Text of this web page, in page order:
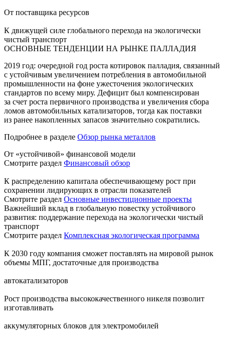
От поставщика ресурсов
К движущей силе глобального перехода на экологически
чистый транспорт
ОСНОВНЫЕ ТЕНДЕНЦИИ НА РЫНКЕ ПАЛЛАДИЯ
2019 год: очередной год роста котировок палладия, связанный
с устойчивым увеличением потребления в автомобильной
промышленности на фоне ужесточения экологических
стандартов по всему миру. Дефицит был компенсирован
за счет роста первичного производства и увеличения сбора
ломов автомобильных катализаторов, тогда как поставки
из ранее накопленных запасов значительно сократились.
Подробнее в разделе Обзор рынка металлов
От «устойчивой» финансовой модели
Смотрите раздел Финансовый обзор
К распределению капитала обеспечивающему рост при
сохранении лидирующих в отрасли показателей
Смотрите раздел Основные инвестиционные проекты
Важнейший вклад в глобальную повестку устойчивого
развития: поддержание перехода на экологически чистый
транспорт
Смотрите раздел Комплексная экологическая программа
К 2030 году компания сможет поставлять на мировой рынок
объемы МПГ, достаточные для производства
автокатализаторов
Рост производства высококачественного никеля позволит
изготавливать
аккумуляторных блоков для электромобилей